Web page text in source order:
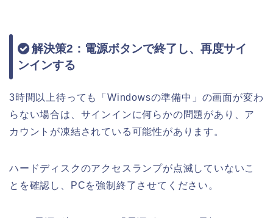
解決策2：電源ボタンで終了し、再度サイ
ンインする
3時間以上待っても「Windowsの準備中」の画面が変わ
らない場合は、サインインに何らかの問題があり、ア
カウントが凍結されている可能性があります。
ハードディスクのアクセスランプが点滅していないこ
とを確認し、PCを強制終了させてください。